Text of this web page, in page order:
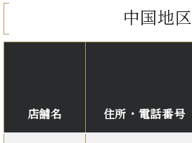
中国地区
店舗名 住所・電話番号